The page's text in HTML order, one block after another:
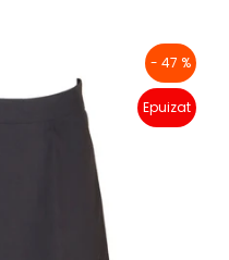
- 47 %
Epuizat